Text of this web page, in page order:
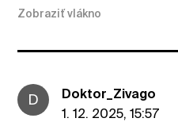
Zobraziť vlákno
D
Doktor_Zivago
1. 12. 2025, 15:57